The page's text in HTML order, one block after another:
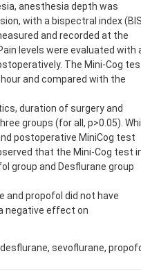
anesthesia depth was
with a bispectral index
and recorded at the
levels were evaluated with
The Mini-Cog
and compared with the
duration of surgery and
groups (for all, p>0.05).
postoperative MiniCog test
that the Mini-Cog test
group and Desflurane group
and propofol did not have
negative effect on
sevoflurane,